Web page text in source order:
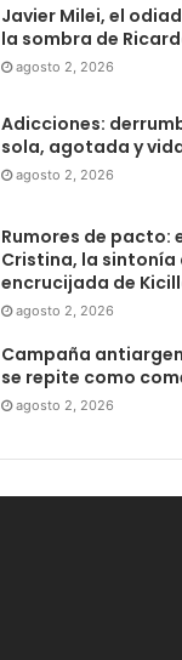
Javier Milei, el
la sombra de
agosto 2, 2026
Adicciones:
sola, agotada y
agosto 2, 2026
Rumores de pacto:
Cristina, la sintonía
encrucijada de
agosto 2, 2026
Campaña
se repite como
agosto 2, 2026